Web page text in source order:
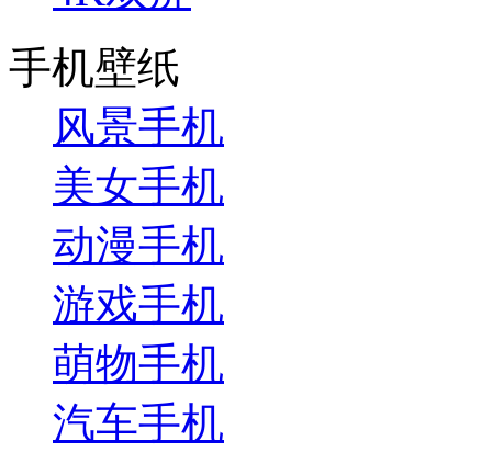
手机壁纸
风景手机
美女手机
动漫手机
游戏手机
萌物手机
汽车手机